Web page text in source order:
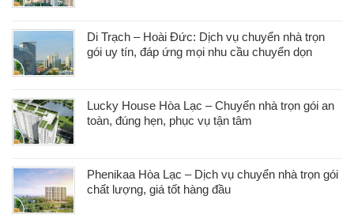
Di Trạch – Hoài Đức: Dịch vụ chuyển nhà trọn
gói uy tín, đáp ứng mọi nhu cầu chuyển dọn
Lucky House Hòa Lạc – Chuyển nhà trọn gói an
toàn, đúng hẹn, phục vụ tận tâm
Phenikaa Hòa Lạc – Dịch vụ chuyển nhà trọn gói
chất lượng, giá tốt hàng đầu